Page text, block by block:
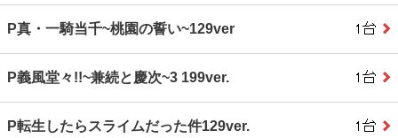
P真・一騎当千~桃園の誓い~129ver
P義風堂々!!~兼続と慶次~3 199ver.
P転生したらスライムだった件129ver.